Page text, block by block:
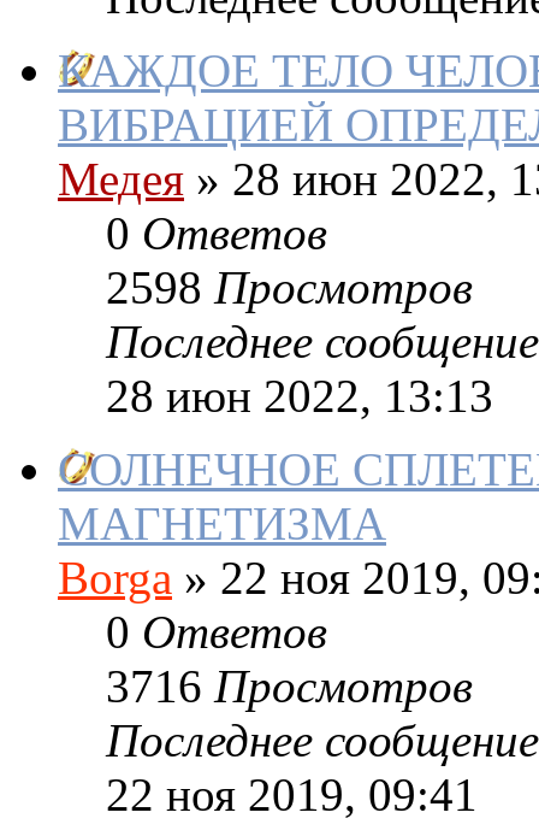
КАЖДОЕ ТЕЛО
ВИБРАЦИЕЙ
Медея » 28 июн 2022,
0 Ответов
2598 Просмотров
Последнее сообщение
28 июн 2022, 13:13
СОЛНЕЧНОЕ
МАГНЕТИЗМА
Borga » 22 ноя 2019,
0 Ответов
3716 Просмотров
Последнее сообщение
22 ноя 2019, 09:41